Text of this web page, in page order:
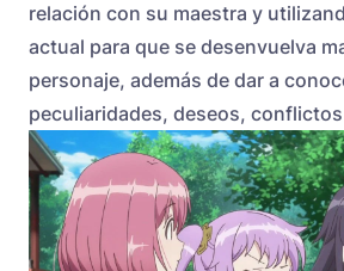
relación con su maestra y
actual para que se desenvuelva
personaje, además de dar a
peculiaridades, deseos,